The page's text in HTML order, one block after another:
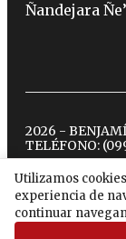
Utilizamos
experiencia de
continuar
Ñandejara
2026 -
TELÉFONO:
twitter